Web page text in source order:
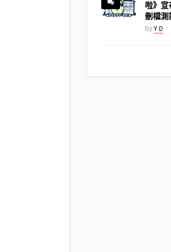
啦》宣
刪檔測
by Y D